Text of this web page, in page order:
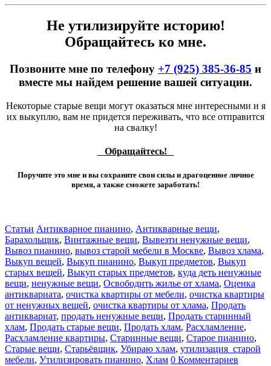
Не утилизируйте историю!
Обращайтесь ко мне.
Позвоните мне по телефону +7 (925) 385-36-85 и
вместе мы найдем решение вашей ситуации.
Некоторые старые вещи могут оказаться мне интересными и я
их выкуплю, вам не придется переживать, что все отправится
на свалку!
Обращайтесь!
Поручите это мне и вы сохраните свои силы и драгоценное личное
время, а также сможете заработать!
Статьи Антикварное пианино, Антикварные вещи,
Барахольщик, Винтажные вещи, Вывезти ненужные вещи,
Вывоз пианино, вывоз старой мебели в Москве, Вывоз хлама,
Выкуп вещей, Выкуп пианино, Выкуп предметов, Выкуп
старых вещей, Выкуп старых предметов, куда деть ненужные
вещи, ненужные вещи, Освободить жилье от хлама, Оценка
антиквариата, очистка квартиры от мебели, очистка квартиры
от ненужных вещей, очистка квартиры от хлама, Продать
антиквариат, продать ненужные вещи, Продать старинный
хлам, Продать старые вещи, Продать хлам, Расхламление,
Расхламление квартиры, Старинные вещи, Старое пианино,
Старые вещи, Старьёвщик, Убираю хлам, утилизация старой
мебели, Утилизировать пианино, Хлам 0 Комментариев